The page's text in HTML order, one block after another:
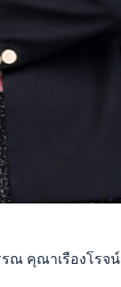
ณ คุณาเรืองโรจน์